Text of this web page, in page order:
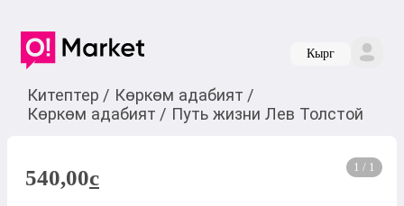
Кырг
Китептер / Көркөм адабият /
Көркөм адабият / Путь жизни Лев Толстой
1 / 1
540,00c